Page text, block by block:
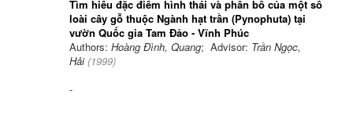
Tìm hiểu đặc điểm hình thái và phân bố của một số
loài cây gỗ thuộc Ngành hạt trần (Pynophuta) tại
vườn Quốc gia Tam Đảo - Vĩnh Phúc
Authors: Hoàng Đình, Quang; Advisor: Trần Ngọc,
Hải(1999)
-